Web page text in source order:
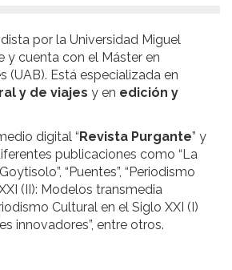
por la Universidad Miguel
y cuenta con el Máster en
(UAB). Está especializada en
y de viajes y en edición y
digital “Revista Purgante” y
publicaciones como “La
“Puentes”, “Periodismo
(II): Modelos transmedia
Cultural en el Siglo XXI (I)
innovadores”, entre otros.